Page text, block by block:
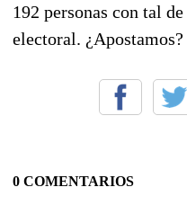
192 personas con tal
electoral. ¿Apostamos?
0 COMENTARIOS